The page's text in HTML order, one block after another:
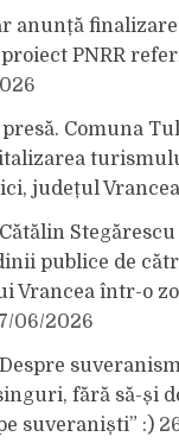
anunță
PNRR
Comuna
județul
publice de
Vrancea într-o
06/2026
fără să-și
suveraniști” :)